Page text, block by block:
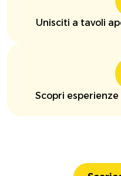
Unisciti a tavoli
Scopri